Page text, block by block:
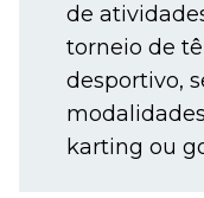
de
torneio de
desportivo,
karting ou